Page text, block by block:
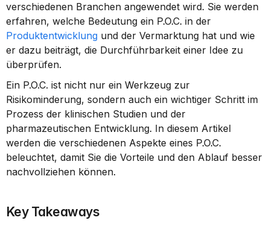
verschiedenen Branchen angewendet wird. Sie werden
Produktentwicklung und der Vermarktung hat und wie
er dazu beiträgt, die Durchführbarkeit einer Idee zu
überprüfen.
Ein P.O.C. ist nicht nur ein Werkzeug zur
Risikominderung, sondern auch ein wichtiger Schritt im
Prozess der klinischen Studien und der
pharmazeutischen Entwicklung. In diesem Artikel
werden die verschiedenen Aspekte eines P.O.C.
beleuchtet, damit Sie die Vorteile und den Ablauf besser
nachvollziehen können.
Key Takeaways